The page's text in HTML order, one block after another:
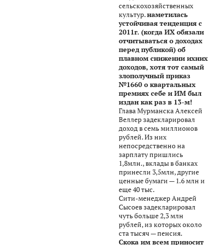
сельскохозяйственных
культур.наметилась
устойчивая тенденция с
2011г. (когда ИХ обязали
отчитываться о доходах
перед публикой) об
плавном снижении ихних
доходов, хотя тот самый
злополучный приказ
№1660 о квартальных
премиях себе и ИМ был
издан как раз в 13-м!
Глава Мурманска Алексей
Веллер задекларировал
доход в семь миллионов
рублей. Из них
непосредственно на
зарплату пришлись
1,8млн., вклады в банках
принесли 3,5млн, другие
ценные бумаги — 1.6 млн и
еще 40 тыс.
Сити-менеджер Андрей
Сысоев задекларировал
чуть больше 2,3 млн
рублей, из которых около
ста тысяч — пенсия.
Скока им всем приносит